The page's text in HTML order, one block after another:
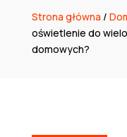
Strona główna /
oświetlenie do
domowych?